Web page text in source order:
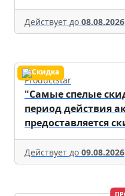
Действует до 08.08.2026
Productstar
"Самые спелые
период действия
предоставляется
Действует до 09.08.2026